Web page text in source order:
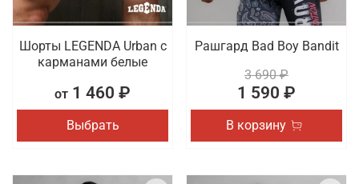
Шорты LEGENDA Urban c
карманами белые
от 1 460 ₽
Выбрать
Рашгард Bad Boy Bandit
3 690 ₽
1 590 ₽
В корзину